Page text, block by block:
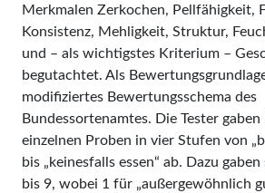
Merkmalen Zerkochen, Pellfähigkeit,
Konsistenz, Mehligkeit, Struktur,
und – als wichtigstes Kriterium –
begutachtet. Als
modifiziertes Bewertungsschema des
Bundessortenamtes. Die Tester
einzelnen Proben in vier Stufen von
bis „keinesfalls essen“ ab. Dazu
bis 9, wobei 1 für „außergewöhnlich